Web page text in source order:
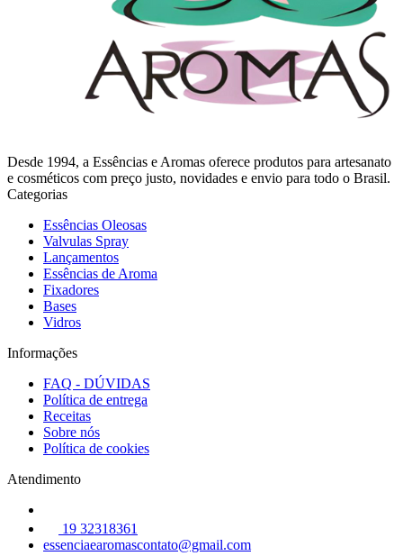
Desde 1994, a Essências e Aromas oferece produtos para artesanato
e cosméticos com preço justo, novidades e envio para todo o Brasil.
Categorias
Essências Oleosas
Valvulas Spray
Lançamentos
Essências de Aroma
Fixadores
Bases
Vidros
Informações
FAQ - DÚVIDAS
Política de entrega
Receitas
Sobre nós
Política de cookies
Atendimento
19 32318361
essenciaearomascontato@gmail.com